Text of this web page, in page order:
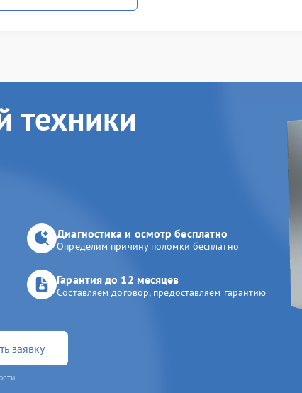
техники
Диагностика и осмотр бесплатно
Определим причину поломки бесплатно
Гарантия до 12 месяцев
Составляем договор, предоставляем гарантию
заявку